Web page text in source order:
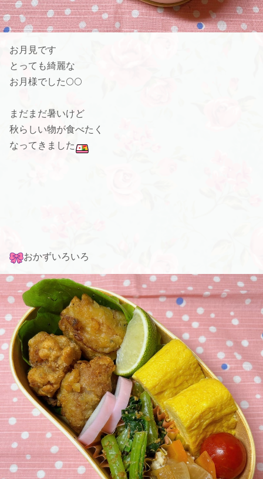
お月見です
とっても綺麗な
お月様でした🌕🌕
まだまだ暑いけど
秋らしい物が食べたく
なってきました
おかずいろいろ